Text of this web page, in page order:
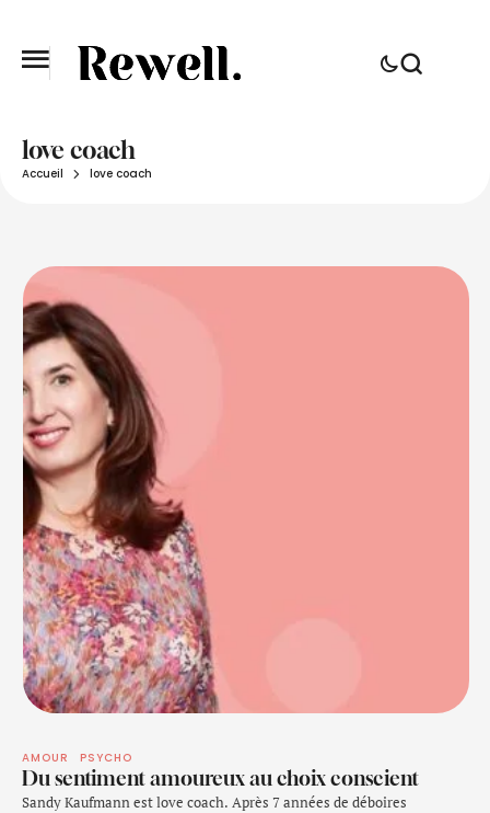
love coach
Accueil love coach
AMOUR PSYCHO
Du sentiment amoureux au choix conscient
Sandy Kaufmann est love coach. Après 7 années de déboires